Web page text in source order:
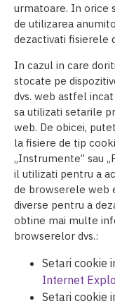
urmatoare. In orice
de utilizarea
dezactivati fisierele
In cazul in care
stocate pe
dvs. web astfel
sa utilizati setarile
web. De obicei,
la fisiere de tip
„Instrumente” sau
il utilizati pentru a
de browserele web
diverse pentru a
obtine mai multe
browserelor dvs.:
Setari cookie
Internet
Setari cookie